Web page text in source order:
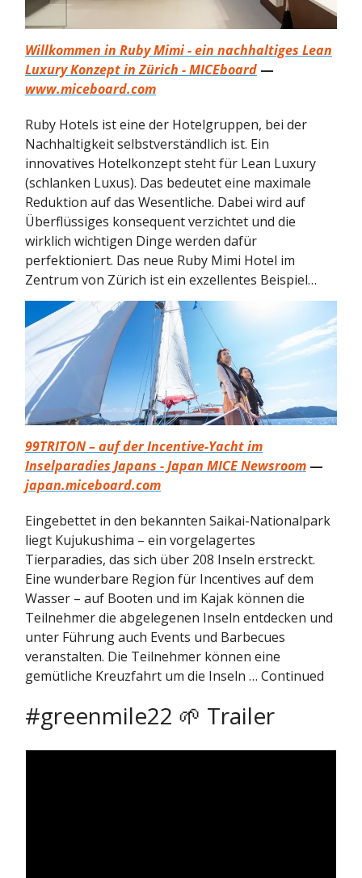
Willkommen in Ruby Mimi - ein nachhaltiges Lean
Luxury Konzept in Zürich - MICEboard —
www.miceboard.com
Ruby Hotels ist eine der Hotelgruppen, bei der
Nachhaltigkeit selbstverständlich ist. Ein
innovatives Hotelkonzept steht für Lean Luxury
(schlanken Luxus). Das bedeutet eine maximale
Reduktion auf das Wesentliche. Dabei wird auf
Überflüssiges konsequent verzichtet und die
wirklich wichtigen Dinge werden dafür
perfektioniert. Das neue Ruby Mimi Hotel im
Zentrum von Zürich ist ein exzellentes Beispiel…
99TRITON – auf der Incentive-Yacht im
Inselparadies Japans - Japan MICE Newsroom —
japan.miceboard.com
Eingebettet in den bekannten Saikai-Nationalpark
liegt Kujukushima – ein vorgelagertes
Tierparadies, das sich über 208 Inseln erstreckt.
Eine wunderbare Region für Incentives auf dem
Wasser – auf Booten und im Kajak können die
Teilnehmer die abgelegenen Inseln entdecken und
unter Führung auch Events und Barbecues
veranstalten. Die Teilnehmer können eine
gemütliche Kreuzfahrt um die Inseln … Continued
#greenmile22 🌱 Trailer